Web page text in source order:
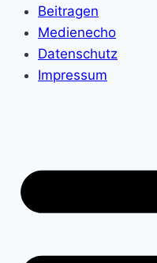
Beitragen
Medienecho
Datenschutz
Impressum